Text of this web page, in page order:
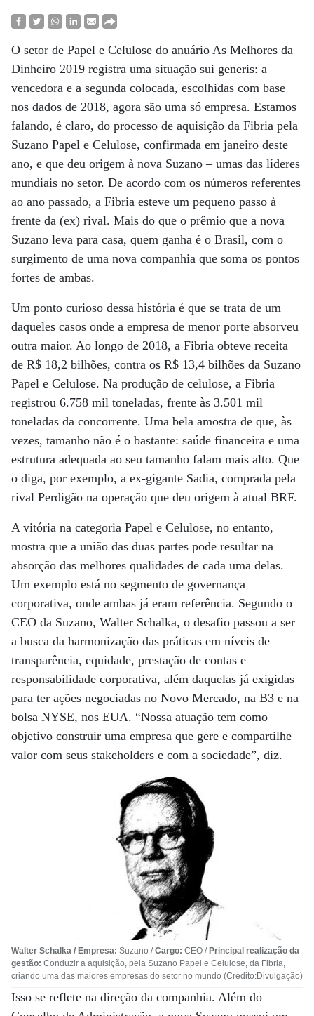
O setor de Papel e Celulose do anuário As Melhores da
Dinheiro 2019 registra uma situação sui generis: a
vencedora e a segunda colocada, escolhidas com base
nos dados de 2018, agora são uma só empresa. Estamos
falando, é claro, do processo de aquisição da Fibria pela
Suzano Papel e Celulose, confirmada em janeiro deste
ano, e que deu origem à nova Suzano – umas das líderes
mundiais no setor. De acordo com os números referentes
ao ano passado, a Fibria esteve um pequeno passo à
frente da (ex) rival. Mais do que o prêmio que a nova
Suzano leva para casa, quem ganha é o Brasil, com o
surgimento de uma nova companhia que soma os pontos
fortes de ambas.
Um ponto curioso dessa história é que se trata de um
daqueles casos onde a empresa de menor porte absorveu
outra maior. Ao longo de 2018, a Fibria obteve receita
de R$ 18,2 bilhões, contra os R$ 13,4 bilhões da Suzano
Papel e Celulose. Na produção de celulose, a Fibria
registrou 6.758 mil toneladas, frente às 3.501 mil
toneladas da concorrente. Uma bela amostra de que, às
vezes, tamanho não é o bastante: saúde financeira e uma
estrutura adequada ao seu tamanho falam mais alto. Que
o diga, por exemplo, a ex-gigante Sadia, comprada pela
rival Perdigão na operação que deu origem à atual BRF.
A vitória na categoria Papel e Celulose, no entanto,
mostra que a união das duas partes pode resultar na
absorção das melhores qualidades de cada uma delas.
Um exemplo está no segmento de governança
corporativa, onde ambas já eram referência. Segundo o
CEO da Suzano, Walter Schalka, o desafio passou a ser
a busca da harmonização das práticas em níveis de
transparência, equidade, prestação de contas e
responsabilidade corporativa, além daquelas já exigidas
para ter ações negociadas no Novo Mercado, na B3 e na
bolsa NYSE, nos EUA. “Nossa atuação tem como
objetivo construir uma empresa que gere e compartilhe
valor com seus stakeholders e com a sociedade”, diz.
Walter Schalka / Empresa: Suzano /Cargo: CEO /Principal realização da
gestão: Conduzir a aquisição, pela Suzano Papel e Celulose, da Fibria,
criando uma das maiores empresas do setor no mundo (Crédito:Divulgação)
Isso se reflete na direção da companhia. Além do